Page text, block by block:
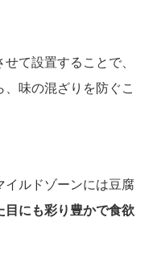
て設置することで、
味の混ざりを防ぐこ
イルドゾーンには豆腐
目にも彩り豊かで食欲